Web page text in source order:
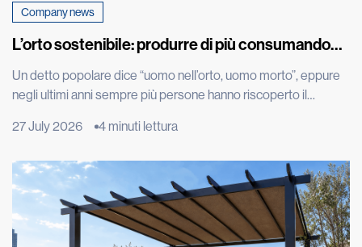
Company news
L’orto sostenibile: produrre di più consumando
Un detto popolare dice “uomo nell’orto, uomo morto”, eppure
negli ultimi anni sempre più persone hanno riscoperto il
di portare in tavola prodotti genuini, ridurre gli sprechi e
tecnologica, per esempio con l’irrigazione automatizzata, oggi
coltivare […]
27 July 2026 4 minuti lettura